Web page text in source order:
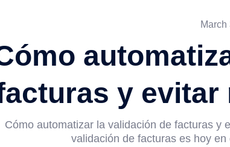
March
y evitar
Cómo automatizar la validación de facturas y
validación de facturas es hoy